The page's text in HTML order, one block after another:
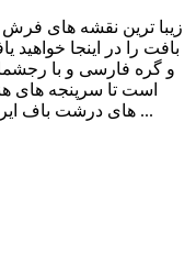
زیبا ترین نقشه های فرش
بافت را در اینجا
است تا سرپنجه های
های درشت باف ایرانی را خلق نمایند کافی است انتخاب کنید ...